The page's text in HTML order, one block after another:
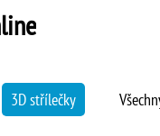
3D střílečky